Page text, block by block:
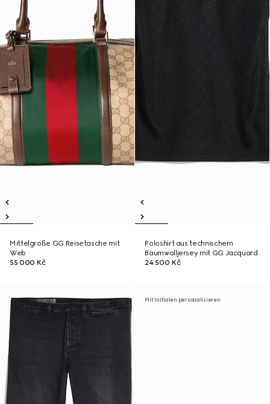
Mittelgroße GG Reisetasche mit
Web
55 000 Kč
Poloshirt aus technischem
Baumwolljersey mit GG Jacquard
24 500 Kč
Mit Initialen personalisieren